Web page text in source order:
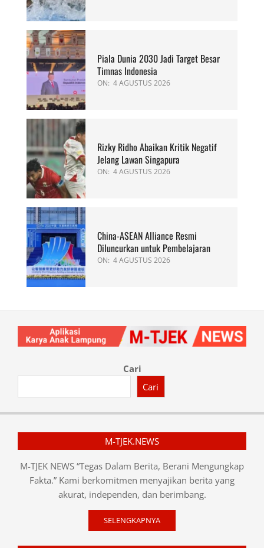
Piala Dunia 2030 Jadi Target Besar
Timnas Indonesia
ON: 4 AGUSTUS 2026
Rizky Ridho Abaikan Kritik Negatif
Jelang Lawan Singapura
ON: 4 AGUSTUS 2026
China-ASEAN Alliance Resmi
Diluncurkan untuk Pembelajaran
ON: 4 AGUSTUS 2026
Cari
Cari
M-TJEK.NEWS
M-TJEK NEWS “Tegas Dalam Berita, Berani Mengungkap
Fakta.” Kami berkomitmen menyajikan berita yang
akurat, independen, dan berimbang.
SELENGKAPNYA